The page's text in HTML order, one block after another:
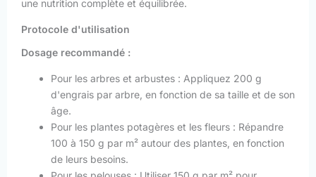
une nutrition complète et équilibrée.
Protocole d'utilisation
Dosage recommandé :
Pour les arbres et arbustes : Appliquez 200 g
d'engrais par arbre, en fonction de sa taille et de son
âge.
Pour les plantes potagères et les fleurs : Répandre
100 à 150 g par m² autour des plantes, en fonction
de leurs besoins.